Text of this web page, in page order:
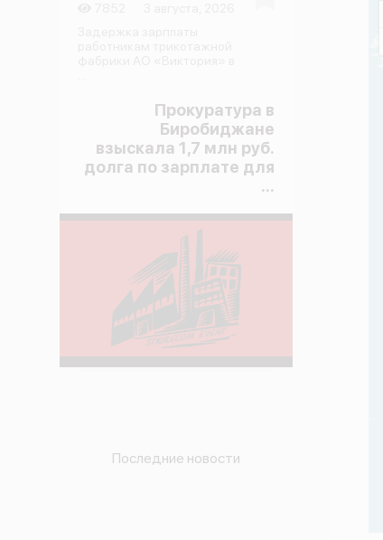
Прокуратура в
Биробиджане
взыскала 1,7 млн руб.
долга по зарплате для
...
Последние новости